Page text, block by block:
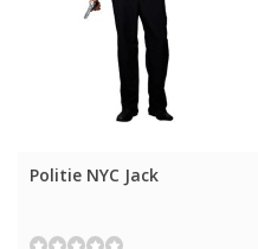
Politie NYC Jack